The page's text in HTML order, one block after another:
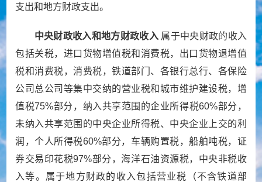
支出和地方财政支出。
中央财政收入和地方财政收入属于中央财政的收入
包括关税，进口货物增值税和消费税，出口货物退增值
税和消费税，消费税，铁道部门、各银行总行、各保险
公司总公司等集中交纳的营业税和城市维护建设税，增
值税75%部分，纳入共享范围的企业所得税60%部分，
未纳入共享范围的中央企业所得税、中央企业上交的利
润，个人所得税60%部分，车辆购置税，船舶吨税，证
券交易印花税97%部分，海洋石油资源税，中央非税收
入等。属于地方财政的收入包括营业税（不含铁道部